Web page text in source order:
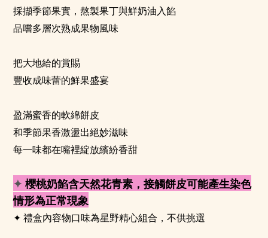
採擷季節果實，熬製果丁與鮮奶油入餡
品嚐多層次熟成果物風味
把大地給的賞賜
豐收成味蕾的鮮果盛宴
盈滿蜜香的軟綿餅皮
和季節果香激盪出絕妙滋味
每一味都在嘴裡綻放繽紛香甜
✦ 櫻桃奶餡含天然花青素，接觸餅皮可能產生染色
情形為正常現象
✦ 禮盒內容物口味為星野精心組合，不供挑選